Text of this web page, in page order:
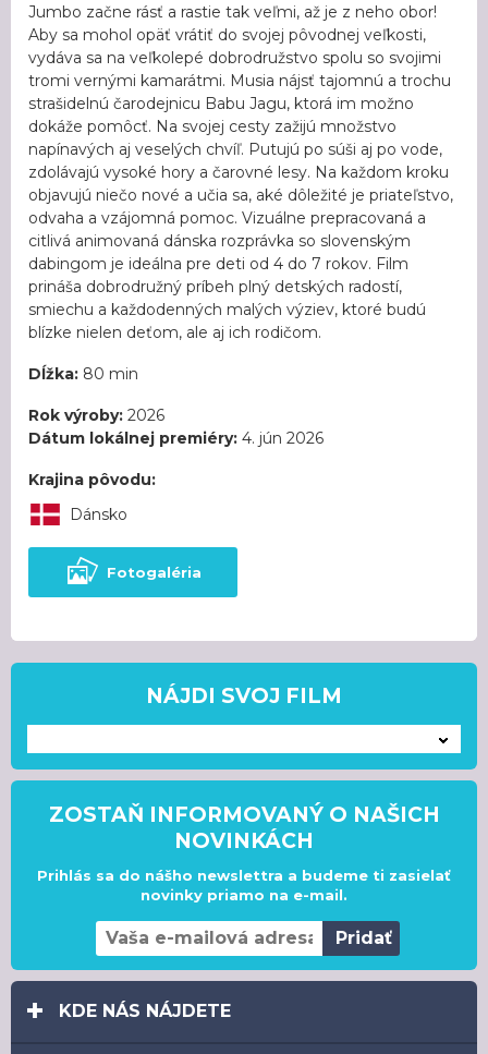
Jumbo začne rásť a rastie tak veľmi, až je z neho obor!
Aby sa mohol opäť vrátiť do svojej pôvodnej veľkosti,
vydáva sa na veľkolepé dobrodružstvo spolu so svojimi
tromi vernými kamarátmi. Musia nájsť tajomnú a trochu
strašidelnú čarodejnicu Babu Jagu, ktorá im možno
dokáže pomôcť. Na svojej cesty zažijú množstvo
napínavých aj veselých chvíľ. Putujú po súši aj po vode,
zdolávajú vysoké hory a čarovné lesy. Na každom kroku
objavujú niečo nové a učia sa, aké dôležité je priateľstvo,
odvaha a vzájomná pomoc. Vizuálne prepracovaná a
citlivá animovaná dánska rozprávka so slovenským
dabingom je ideálna pre deti od 4 do 7 rokov. Film
prináša dobrodružný príbeh plný detských radostí,
smiechu a každodenných malých výziev, ktoré budú
blízke nielen deťom, ale aj ich rodičom.
Dĺžka: 80 min
Rok výroby: 2026
Dátum lokálnej premiéry: 4. jún 2026
Krajina pôvodu:
Dánsko
Fotogaléria
NÁJDI SVOJ FILM
ZOSTAŇ INFORMOVANÝ O NAŠICH
NOVINKÁCH
Prihlás sa do nášho newslettra a budeme ti zasielať
novinky priamo na e-mail.
KDE NÁS NÁJDETE